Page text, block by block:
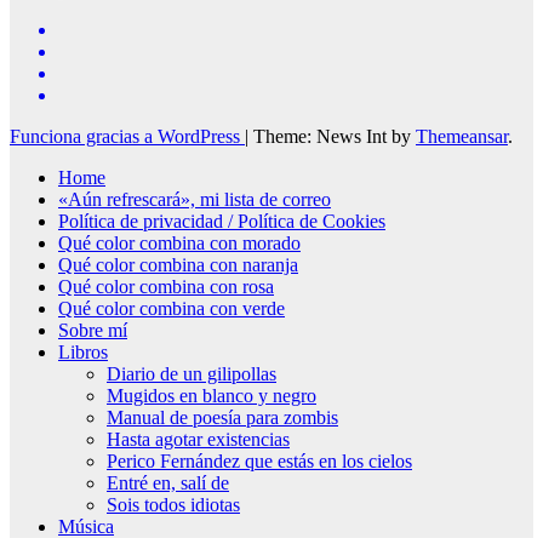
Funciona gracias a WordPress | Theme: News Int by Themeansar.
Home
«Aún refrescará», mi lista de correo
Política de privacidad / Política de Cookies
Qué color combina con morado
Qué color combina con naranja
Qué color combina con rosa
Qué color combina con verde
Sobre mí
Libros
Diario de un gilipollas
Mugidos en blanco y negro
Manual de poesía para zombis
Hasta agotar existencias
Perico Fernández que estás en los cielos
Entré en, salí de
Sois todos idiotas
Música